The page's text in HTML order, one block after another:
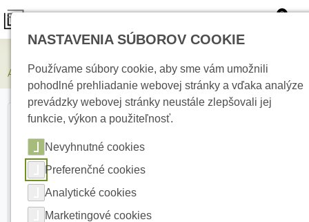
0
AJAX Pass 1pcs White, Prístupová karta k čítačkám AJAX
NASTAVENIA SÚBOROV COOKIE
Používame súbory cookie, aby sme vám umožnili
pohodlné prehliadanie webovej stránky a vďaka analýze
prevádzky webovej stránky neustále zlepšovali jej
funkcie, výkon a použiteľnosť.
Nevyhnutné cookies
Preferenčné cookies
Analytické cookies
Marketingové cookies